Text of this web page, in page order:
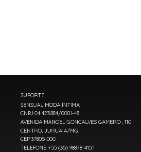
SUPORTE
SENSUAL MODA ÍNTIMA
CNPJ 04.423.884/0001-48
AVENIDA MANOEL GONÇALVES GAMERO , 110
CENTRO, JURUAIA/MG
CEP 37805-000
TELEFONE +55 (35) 98878-4151